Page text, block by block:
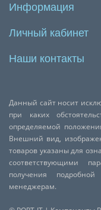
Информация
Личный кабинет
Наши контакты
Данный сайт носит
при каких
определяемой
Внешний вид,
товаров указаны для
соответствующими
получения
менеджерам.